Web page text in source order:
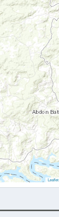
Leaflet